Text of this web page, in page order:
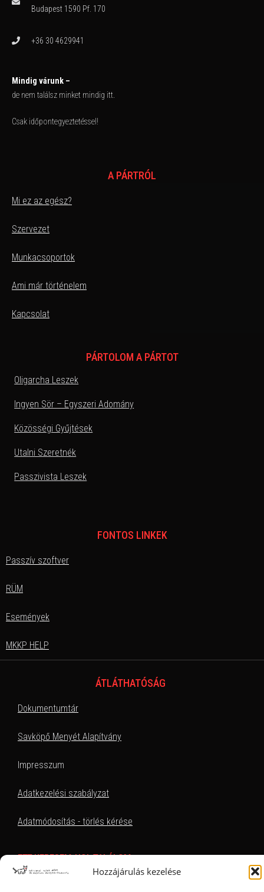
Hozzájárulás kezelése
Budapest 1590 Pf. 170
+36 30 4629941
Mindig várunk –
de nem találsz minket mindig itt.
Csak időpontegyeztetéssel!
A PÁRTRÓL
Mi ez az egész?
Szervezet
Munkacsoportok
Ami már történelem
Kapcsolat
PÁRTOLOM A PÁRTOT
Oligarcha Leszek
Ingyen Sör – Egyszeri Adomány
Közösségi Gyűjtések
Utalni Szeretnék
Passzivista Leszek
FONTOS LINKEK
Passzív szoftver
RÜM
Események
MKKP HELP
ÁTLÁTHATÓSÁG
Dokumentumtár
Savköpő Menyét Alapítvány
Impresszum
Adatkezelési szabályzat
Adatmódosítás - törlés kérése
EZT KERESEM, HOL TALÁLOM